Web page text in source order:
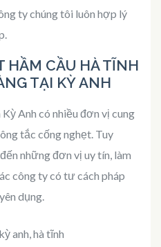
ty chúng tôi luôn hợp lý
HẦM CẦU HÀ TĨNH
TẠI KỲ ANH
Anh có nhiều đơn vị cung
tắc cống nghẹt. Tuy
những đơn vị uy tín, làm
công ty có tư cách pháp
dụng.